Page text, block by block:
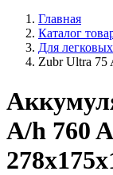
Главная
Каталог
Для легковых
Zubr Ultra 75
A/h 760